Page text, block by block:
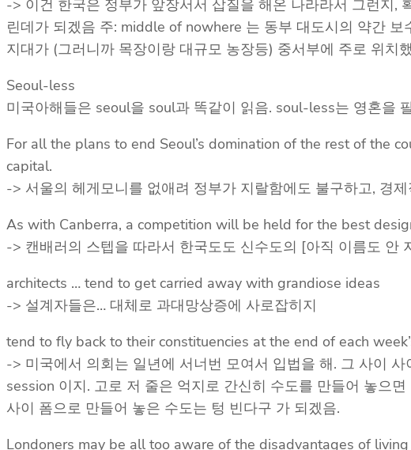
-> 이건 한국은 정부가 앞장서서 삽질을 해온 나라라서 그런지,
린데가 되겠음 주: middle of nowhere 는 동부 대도시의 약간
지대가 (그러니까 목장이랑 대규모 농장등) 중서부에 주로 위치
Seoul-less
미국아해들은 seoul을 soul과 똑같이 읽음. soul-less는 영혼을
For all the plans to end Seoul’s domination of the rest of the
capital.
-> 서울의 헤게모니를 없애려 정부가 지랄함에도 불구하고, 경
As with Canberra, a competition will be held for the best
-> 캔배러의 스텝을 따라서 한국도도 신수도의 [아직 이름도 안
architects … tend to get carried away with grandiose ideas
-> 설계자들은… 대체로 과대망상증에 사로잡히지
tend to fly back to their constituencies at the end of each
-> 미국에서 의회는 일년에 서너번 모여서 입법을 해. 그 사이
session 이지. 고로 저 줄은 억지로 간신히 수도를 만들어 놓으
사이 폼으로 만들어 놓은 수도는 텅 빈다구 가 되겠음.
Londoners may be all too aware of the disadvantages of